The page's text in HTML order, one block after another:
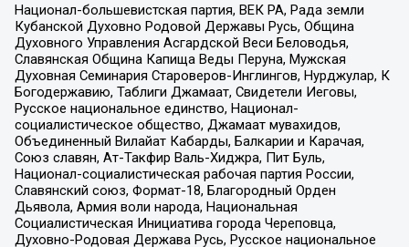
Национал-большевистская партия, ВЕК РА, Рада земли
Кубанской Духовно Родовой Державы Русь, Община
Духовного Управления Асгардской Веси Беловодья,
Славянская Община Капища Веды Перуна, Мужская
Духовная Семинария Староверов-Инглингов, Нурджулар, К
Богодержавию, Таблиги Джамаат, Свидетели Иеговы,
Русское национальное единство, Национал-
социалистическое общество, Джамаат мувахидов,
Объединенный Вилайат Кабарды, Балкарии и Карачая,
Союз славян, Ат-Такфир Валь-Хиджра, Пит Буль,
Национал-социалистическая рабочая партия России,
Славянский союз, Формат-18, Благородный Орден
Дьявола, Армия воли народа, Национальная
Социалистическая Инициатива города Череповца,
Духовно-Родовая Держава Русь, Русское национальное